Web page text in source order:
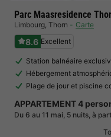
Parc Maasresidence
Limbourg, Thorn Carte
8.6 Excellent
Station balnéaire
Hébergement
Plage de jour et piscine
APPARTEMENT 4
Du 6 au 11 mai, 5 nuits, à